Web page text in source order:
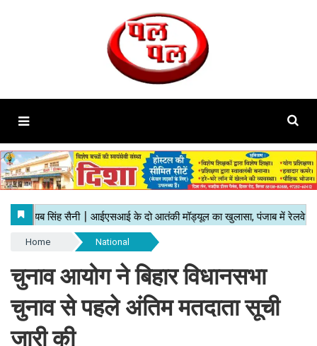
Home National
चुनाव आयोग ने बिहार विधानसभा
चुनाव से पहले अंतिम मतदाता सूची
जारी की